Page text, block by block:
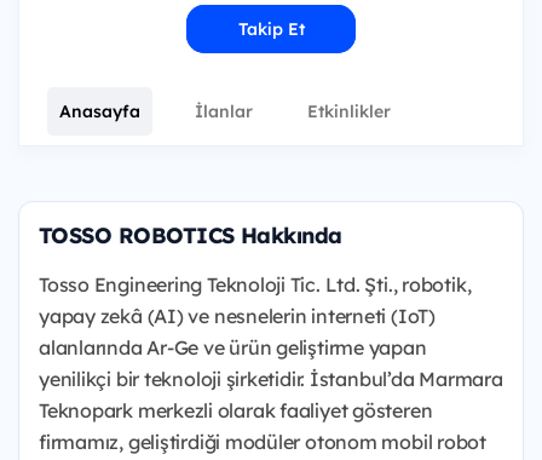
Takip Et
Anasayfa İlanlar Etkinlikler
TOSSO ROBOTICS Hakkında
Tosso Engineering Teknoloji Tic. Ltd. Şti., robotik,
yapay zekâ (AI) ve nesnelerin interneti (IoT)
alanlarında Ar-Ge ve ürün geliştirme yapan
yenilikçi bir teknoloji şirketidir. İstanbul’da Marmara
Teknopark merkezli olarak faaliyet gösteren
firmamız, geliştirdiği modüler otonom mobil robot